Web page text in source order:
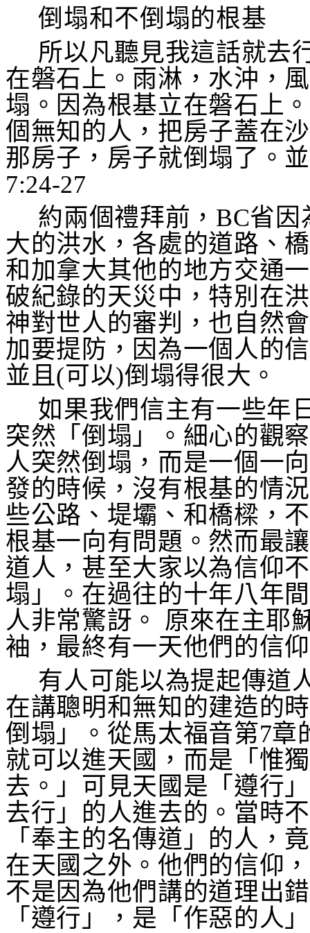
倒塌和不倒塌的根基
所以凡聽見我這話就去
在磐石上。雨淋，水沖，
塌。因為根基立在磐石上
個無知的人，把房子蓋在
那房子，房子就倒塌了。
7:24-27
約兩個禮拜前， BC省因
大的洪水，各處的道路、
和加拿大其他的地方交通
破紀錄的天災中，特別在
神對世人的審判，也自然
加要提防，因為一個人的
並且(可以)倒塌得很大。
如果我們信主有一些年
突然「倒塌」。細心的觀
人突然倒塌，而是一個一
發的時候，沒有根基的情
些公路、堤壩、和橋樑，
根基一向有問題。然而最
道人，甚至大家以為信仰
塌」。在過往的十年八年
人非常驚訝。 原來在主耶
袖，最終有一天他們的信
有人可能以為提起傳道
在講聰明和無知的建造的
倒塌」。從馬太福音第7章
就可以進天國，而是「惟
去。」可見天國是「遵行
去行」的人進去的。當時
「奉主的名傳道」的人，
在天國之外。他們的信仰
不是因為他們講的道理出
「遵行」，是「作惡的人